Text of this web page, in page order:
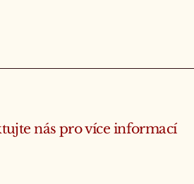
nás pro více informací